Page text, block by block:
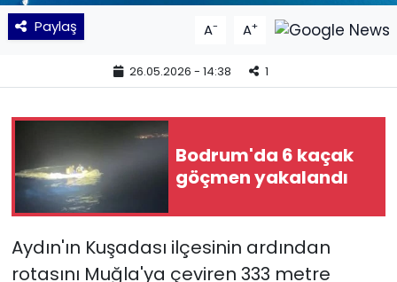
Paylaş A- A+
26.05.2026 - 14:38 1
Bodrum'da 6 kaçak
göçmen yakalandı
Aydın'ın Kuşadası ilçesinin ardından
rotasını Muğla'ya çeviren 333 metre
Siyaset
TEKNOLOJİ
Yaşam
YEREL POLİTİKA
YEREL YÖNETİMLER